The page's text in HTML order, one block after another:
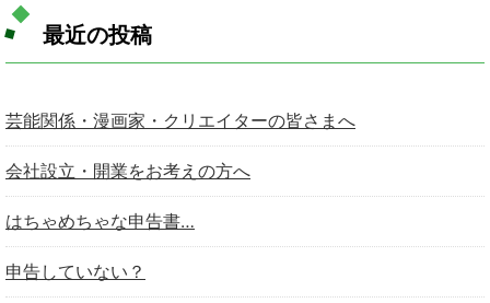
最近の投稿
芸能関係・漫画家・クリエイターの皆さまへ
会社設立・開業をお考えの方へ
はちゃめちゃな申告書…
申告していない？